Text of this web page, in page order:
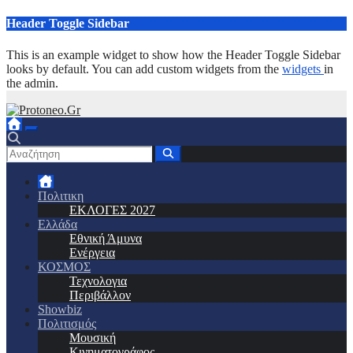
Μετάβαση
περιεχόμενο
Header Toggle Sidebar
This is an example widget to show how the Header Toggle Sidebar
looks by default. You can add custom widgets from the widgets in
the admin.
Πολιτικη
ΕΚΛΟΓΕΣ 2027
Ελλάδα
Εθνική Άμυνα
Ενέργεια
ΚΟΣΜΟΣ
Τεχνολογια
Περιβάλλον
Showbiz
Πολιτισμός
Μουσική